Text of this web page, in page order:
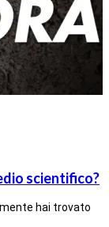
scientifico?
hai trovato